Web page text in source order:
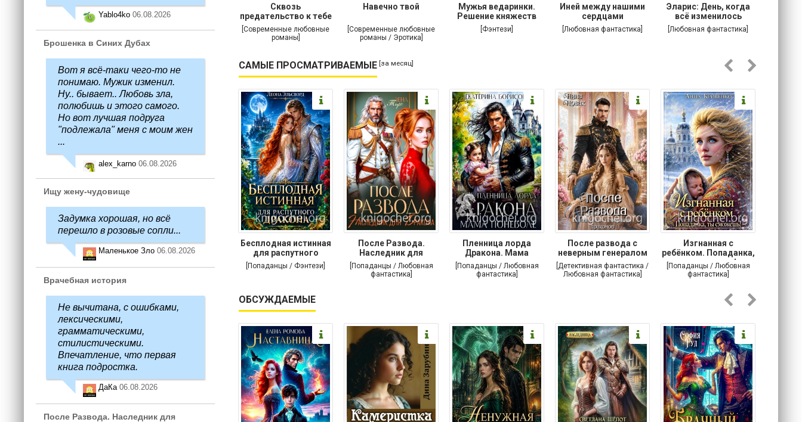
Сквозь
предательство к тебе
[Современные любовные
романы]
Навечно твой
[Современные любовные
романы / Эротика]
Мужья ведаринки.
Решение княжеств
[Фэнтези]
Иней между нашими
сердцами
[Любовная фантастика]
Эларис: День, когда
всё изменилось
[Любовная фантастика]
САМЫЕ ПРОСМАТРИВАЕМЫЕ [за месяц]
Бесплодная истинная
для распутного
дракона
[Попаданцы / Фэнтези]
После Развода.
Наследник для
дракона
[Попаданцы / Любовная
фантастика]
Пленница лорда
Дракона. Мама
поневоле
[Попаданцы / Любовная
фантастика]
После развода с
неверным генералом
драконов
[Детективная фантастика /
Любовная фантастика]
Изгнанная с
ребёнком. Попаданка,
ты сможешь!
[Попаданцы / Любовная
фантастика]
ОБСУЖДАЕМЫЕ
Yablo4ko 06.08.2026
Брошенка в Синих Дубах
Вот я всё-таки чего-то не
понимаю. Мужик изменил.
Ну.. бывает.. Любовь зла,
полюбишь и этого самого.
Но вот лучшая подруга
"подлежала" меня с моим жен
...
alex_karno 06.08.2026
Ищу жену-чудовище
Задумка хорошая, но всё
перешло в розовые сопли...
Маленькое Зло 06.08.2026
Врачебная история
Не вычитана, с ошибками,
лексическими,
грамматическими,
стилистическими.
Впечатление, что первая
книга подростка.
ДаКа 06.08.2026
После Развода. Наследник для